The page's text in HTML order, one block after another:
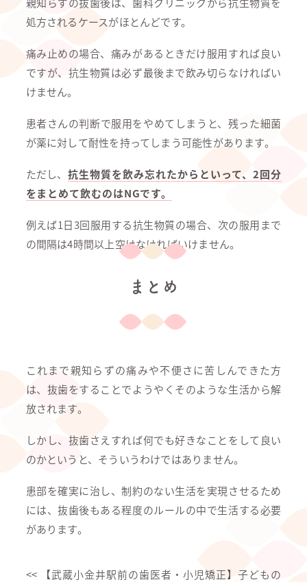
処方されるケースがほとんどです。
痛み止めの場合、痛みがあるときだけ服用すれば良い
ですが、抗生物質は必ず最後まで飲み切らなければい
けません。
患者さんの判断で服用をやめてしまうと、残った細菌
が薬に対して耐性を持ってしまう可能性があります。
ただし、 抗生物質を飲み忘れたからといって、2回分
をまとめて飲むのはNGです。
例えば1日3回服用する抗生物質の場合、次の服用まで
の間隔は4時間以上空けなければいけません。
まとめ
これまで親知らずの痛みや不便さに苦しんできた方
は、抜歯をすることでようやくそのような生活から解
放されます。
しかし、抜歯さえすれば何でも好きなことをして良い
のかというと、そういうわけではありません。
患部を確実に治し、制約のない生活を実現させるため
には、抜歯後もある程度のルールの中で生活する必要
があります。
<< 【武蔵小金井駅前の歯医者・小児矯正】子どもの